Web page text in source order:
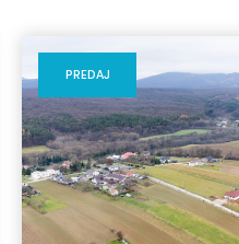
PREDAJ